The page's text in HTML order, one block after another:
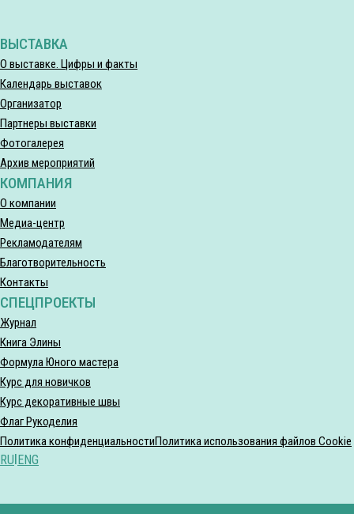
ВЫСТАВКА
О выставке. Цифры и факты
Календарь выставок
Организатор
Партнеры выставки
Фотогалерея
Архив мероприятий
КОМПАНИЯ
О компании
Медиа-центр
Рекламодателям
Благотворительность
Контакты
СПЕЦПРОЕКТЫ
Журнал
Книга Элины
Формула Юного мастера
Курс для новичков
Курс декоративные швы
Флаг Рукоделия
Политика конфиденциальностиПолитика использования файлов Cookie
RU ENG